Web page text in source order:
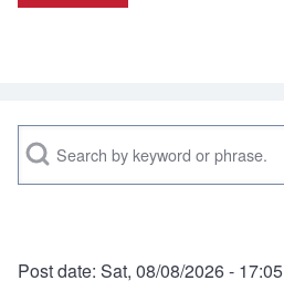
Search
Post date: Sat, 08/08/2026 - 17:05